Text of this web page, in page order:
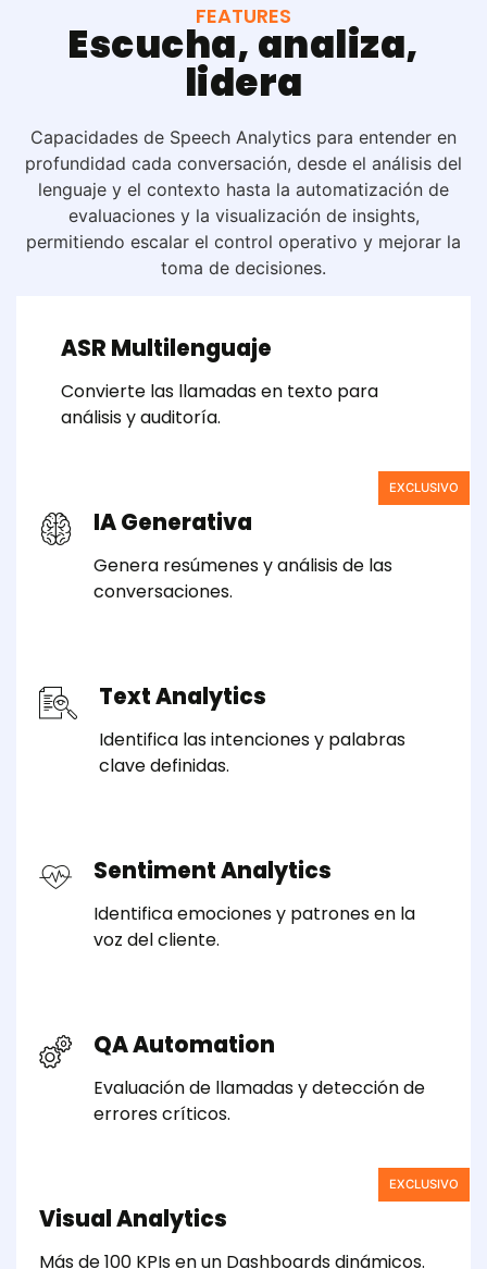
FEATURES
Escucha, analiza,
lidera
Capacidades de Speech Analytics para entender en
profundidad cada conversación, desde el análisis del
lenguaje y el contexto hasta la automatización de
evaluaciones y la visualización de insights,
permitiendo escalar el control operativo y mejorar la
toma de decisiones.
ASR Multilenguaje
Convierte las llamadas en texto para
análisis y auditoría.
IA Generativa
Genera resúmenes y análisis de las
conversaciones.
EXCLUSIVO
Text Analytics
Identifica las intenciones y palabras
clave definidas.
Sentiment Analytics
Identifica emociones y patrones en la
voz del cliente.
QA Automation
Evaluación de llamadas y detección de
errores críticos.
Visual Analytics
Más de 100 KPIs en un Dashboards dinámicos.
EXCLUSIVO